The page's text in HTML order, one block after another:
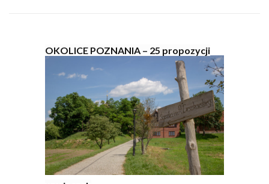
OKOLICE POZNANIA – 25 propozycji